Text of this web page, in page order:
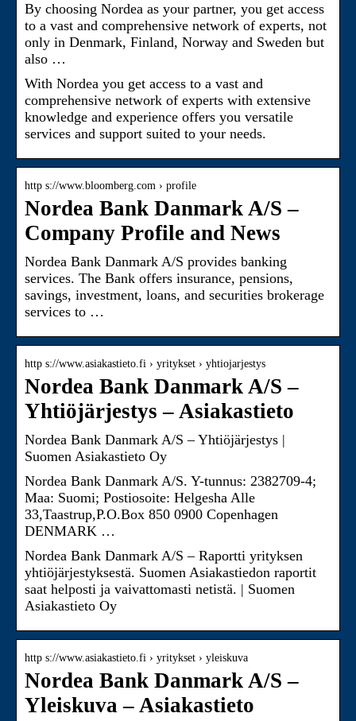
By choosing Nordea as your partner, you get access
to a vast and comprehensive network of experts, not
only in Denmark, Finland, Norway and Sweden but
also …
With Nordea you get access to a vast and
comprehensive network of experts with extensive
knowledge and experience offers you versatile
services and support suited to your needs.
http s://www.bloomberg.com › profile
Nordea Bank Danmark A/S –
Company Profile and News
Nordea Bank Danmark A/S provides banking
services. The Bank offers insurance, pensions,
savings, investment, loans, and securities brokerage
services to …
http s://www.asiakastieto.fi › yritykset › yhtiojarjestys
Nordea Bank Danmark A/S –
Yhtiöjärjestys – Asiakastieto
Nordea Bank Danmark A/S – Yhtiöjärjestys |
Suomen Asiakastieto Oy
Nordea Bank Danmark A/S. Y-tunnus: 2382709-4;
Maa: Suomi; Postiosoite: Helgesha Alle
33,Taastrup,P.O.Box 850 0900 Copenhagen
DENMARK …
Nordea Bank Danmark A/S – Raportti yrityksen
yhtiöjärjestyksestä. Suomen Asiakastiedon raportit
saat helposti ja vaivattomasti netistä. | Suomen
Asiakastieto Oy
http s://www.asiakastieto.fi › yritykset › yleiskuva
Nordea Bank Danmark A/S –
Yleiskuva – Asiakastieto